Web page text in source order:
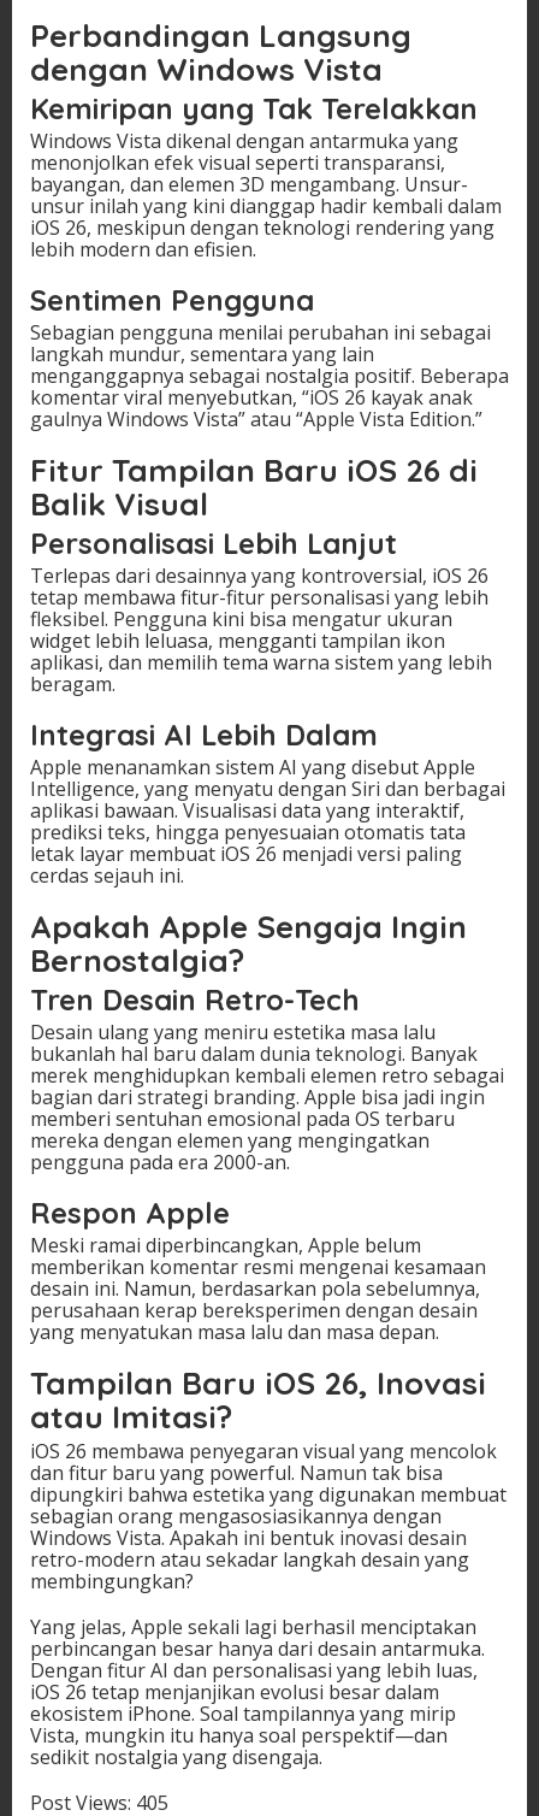
Perbandingan Langsung
dengan Windows Vista
Kemiripan yang Tak Terelakkan
Windows Vista dikenal dengan antarmuka yang
menonjolkan efek visual seperti transparansi,
bayangan, dan elemen 3D mengambang. Unsur-
unsur inilah yang kini dianggap hadir kembali dalam
iOS 26, meskipun dengan teknologi rendering yang
lebih modern dan efisien.
Sentimen Pengguna
Sebagian pengguna menilai perubahan ini sebagai
langkah mundur, sementara yang lain
menganggapnya sebagai nostalgia positif. Beberapa
komentar viral menyebutkan, “iOS 26 kayak anak
gaulnya Windows Vista” atau “Apple Vista Edition.”
Fitur Tampilan Baru iOS 26 di
Balik Visual
Personalisasi Lebih Lanjut
Terlepas dari desainnya yang kontroversial, iOS 26
tetap membawa fitur-fitur personalisasi yang lebih
fleksibel. Pengguna kini bisa mengatur ukuran
widget lebih leluasa, mengganti tampilan ikon
aplikasi, dan memilih tema warna sistem yang lebih
beragam.
Integrasi AI Lebih Dalam
Apple menanamkan sistem AI yang disebut Apple
Intelligence, yang menyatu dengan Siri dan berbagai
aplikasi bawaan. Visualisasi data yang interaktif,
prediksi teks, hingga penyesuaian otomatis tata
letak layar membuat iOS 26 menjadi versi paling
cerdas sejauh ini.
Apakah Apple Sengaja Ingin
Bernostalgia?
Tren Desain Retro-Tech
Desain ulang yang meniru estetika masa lalu
bukanlah hal baru dalam dunia teknologi. Banyak
merek menghidupkan kembali elemen retro sebagai
bagian dari strategi branding. Apple bisa jadi ingin
memberi sentuhan emosional pada OS terbaru
mereka dengan elemen yang mengingatkan
pengguna pada era 2000-an.
Respon Apple
Meski ramai diperbincangkan, Apple belum
memberikan komentar resmi mengenai kesamaan
desain ini. Namun, berdasarkan pola sebelumnya,
perusahaan kerap bereksperimen dengan desain
yang menyatukan masa lalu dan masa depan.
Tampilan Baru iOS 26, Inovasi
atau Imitasi?
iOS 26 membawa penyegaran visual yang mencolok
dan fitur baru yang powerful. Namun tak bisa
dipungkiri bahwa estetika yang digunakan membuat
sebagian orang mengasosiasikannya dengan
Windows Vista. Apakah ini bentuk inovasi desain
retro-modern atau sekadar langkah desain yang
membingungkan?
Yang jelas, Apple sekali lagi berhasil menciptakan
perbincangan besar hanya dari desain antarmuka.
Dengan fitur AI dan personalisasi yang lebih luas,
iOS 26 tetap menjanjikan evolusi besar dalam
ekosistem iPhone. Soal tampilannya yang mirip
Vista, mungkin itu hanya soal perspektif—dan
sedikit nostalgia yang disengaja.
Post Views: 405